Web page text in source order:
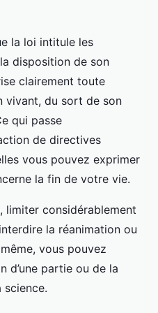
la loi intitule les
disposition de son
clairement toute
vivant, du sort de son
qui passe
de directives
vous pouvez exprimer
la fin de votre vie.
limiter considérablement
la réanimation ou
vous pouvez
d’une partie ou de la